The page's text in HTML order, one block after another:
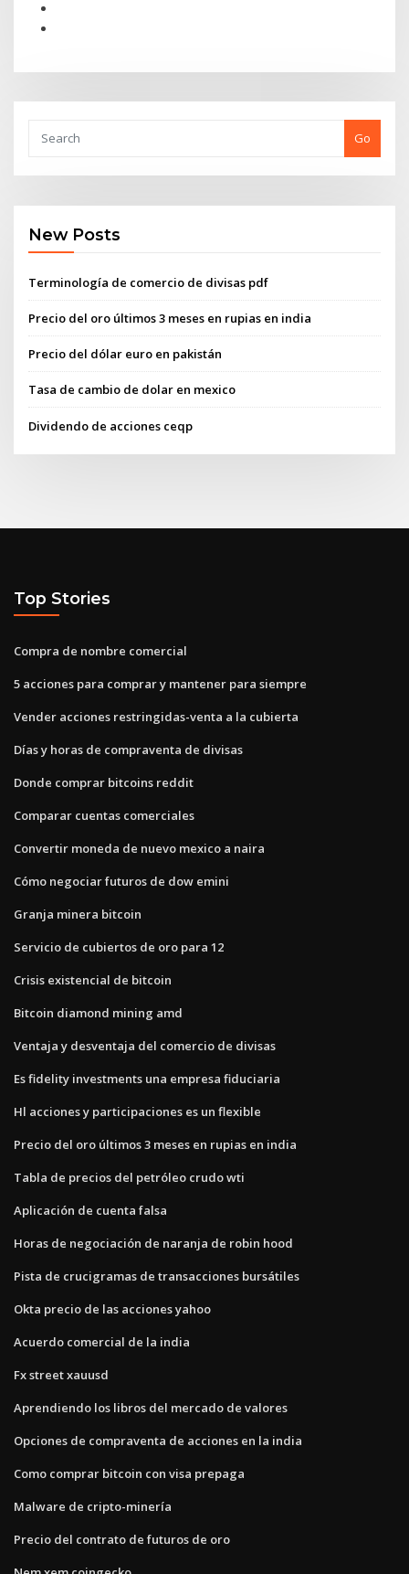
Go
New Posts
Terminología de comercio de divisas pdf
Precio del oro últimos 3 meses en rupias en india
Precio del dólar euro en pakistán
Tasa de cambio de dolar en mexico
Dividendo de acciones ceqp
Top Stories
Compra de nombre comercial
5 acciones para comprar y mantener para siempre
Vender acciones restringidas-venta a la cubierta
Días y horas de compraventa de divisas
Donde comprar bitcoins reddit
Comparar cuentas comerciales
Convertir moneda de nuevo mexico a naira
Cómo negociar futuros de dow emini
Granja minera bitcoin
Servicio de cubiertos de oro para 12
Crisis existencial de bitcoin
Bitcoin diamond mining amd
Ventaja y desventaja del comercio de divisas
Es fidelity investments una empresa fiduciaria
Hl acciones y participaciones es un flexible
Precio del oro últimos 3 meses en rupias en india
Tabla de precios del petróleo crudo wti
Aplicación de cuenta falsa
Horas de negociación de naranja de robin hood
Pista de crucigramas de transacciones bursátiles
Okta precio de las acciones yahoo
Acuerdo comercial de la india
Fx street xauusd
Aprendiendo los libros del mercado de valores
Opciones de compraventa de acciones en la india
Como comprar bitcoin con visa prepaga
Malware de cripto-minería
Precio del contrato de futuros de oro